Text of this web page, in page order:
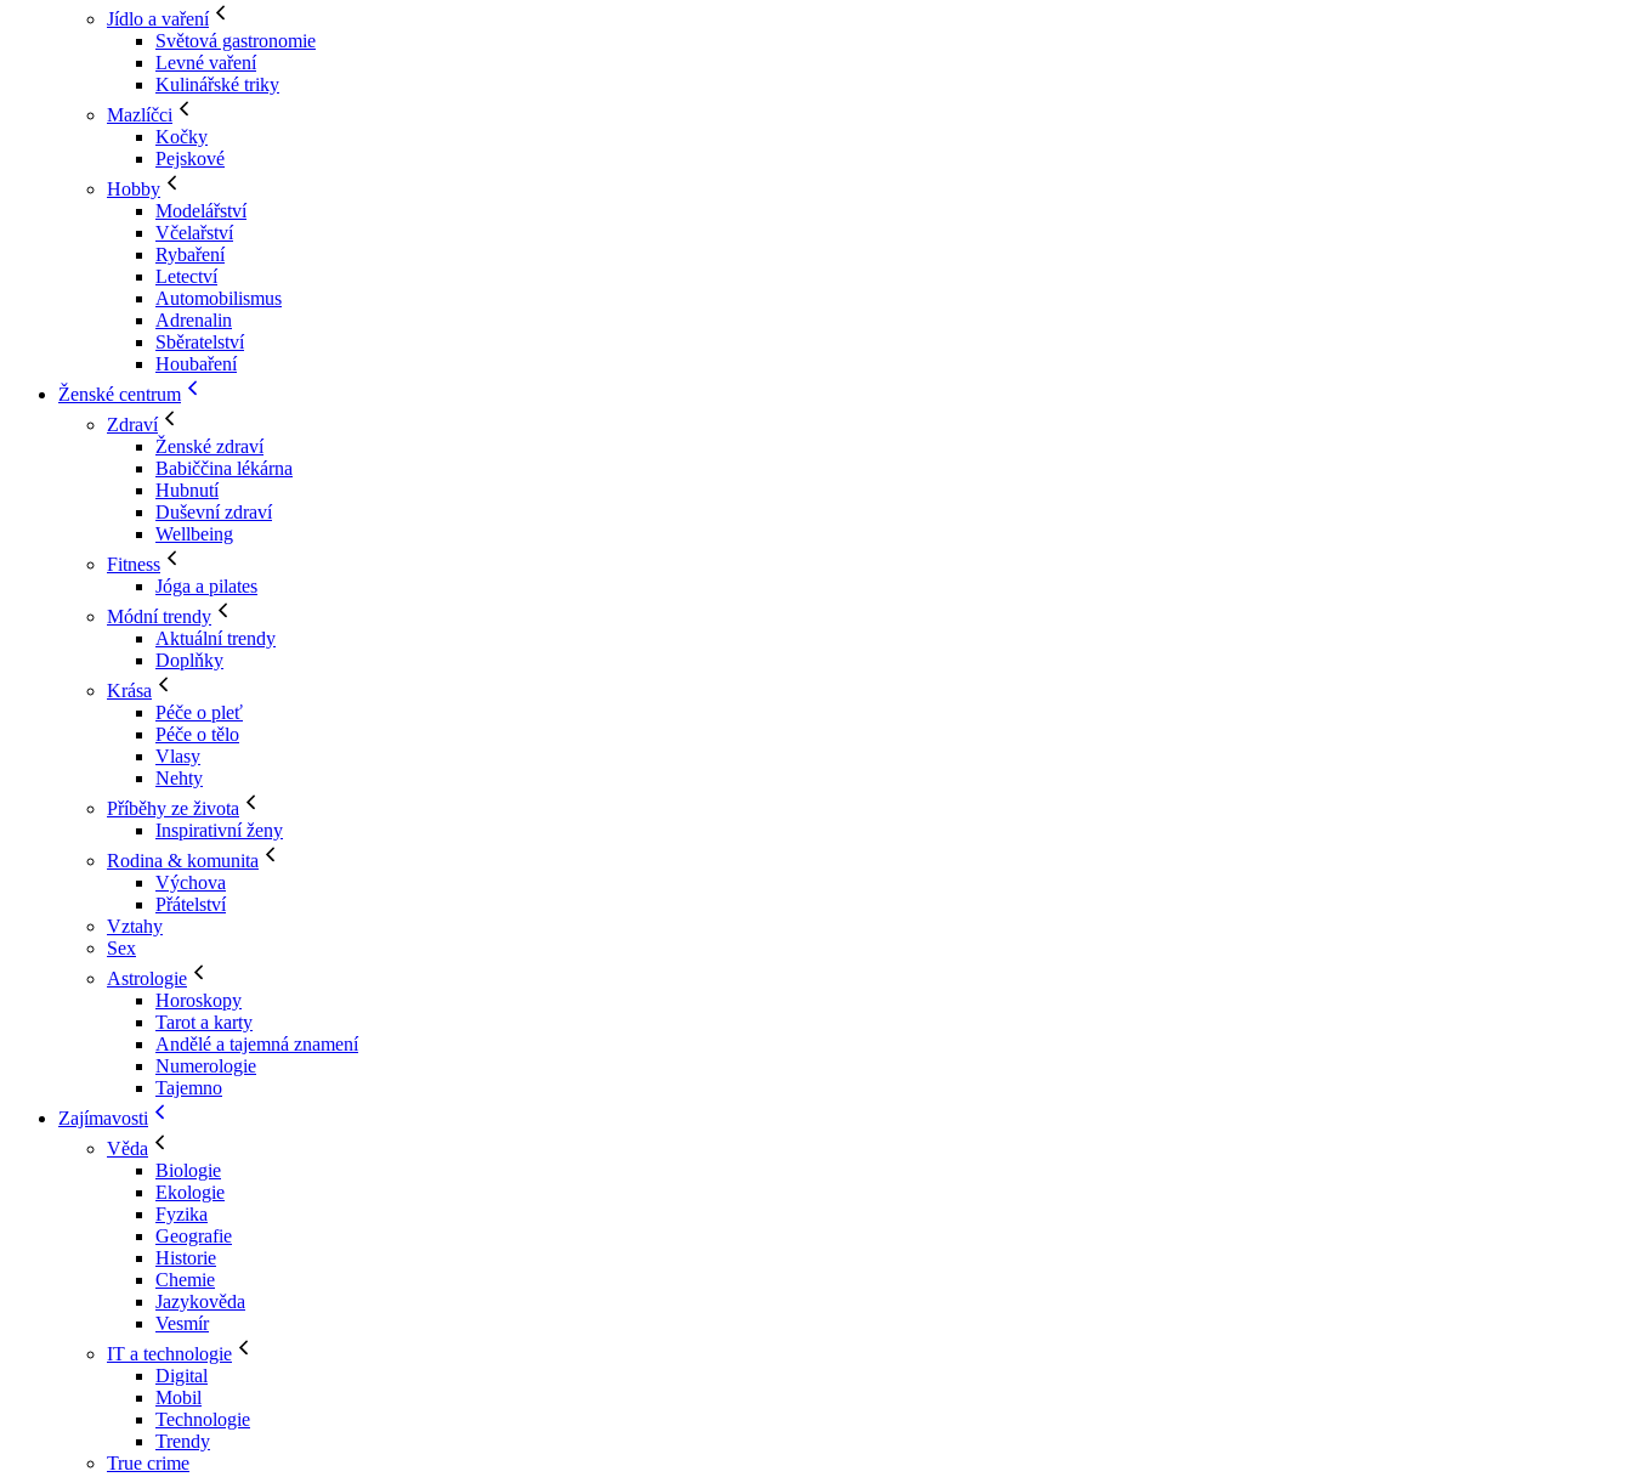
Jídlo a vaření
Světová gastronomie
Levné vaření
Kulinářské triky
Mazlíčci
Kočky
Pejskové
Hobby
Modelářství
Včelařství
Rybaření
Letectví
Automobilismus
Adrenalin
Sběratelství
Houbaření
Ženské centrum
Zdraví
Ženské zdraví
Babiččina lékárna
Hubnutí
Duševní zdraví
Wellbeing
Fitness
Jóga a pilates
Módní trendy
Aktuální trendy
Doplňky
Krása
Péče o pleť
Péče o tělo
Vlasy
Nehty
Příběhy ze života
Inspirativní ženy
Rodina & komunita
Výchova
Přátelství
Vztahy
Sex
Astrologie
Horoskopy
Tarot a karty
Andělé a tajemná znamení
Numerologie
Tajemno
Zajímavosti
Věda
Biologie
Ekologie
Fyzika
Geografie
Historie
Chemie
Jazykověda
Vesmír
IT a technologie
Digital
Mobil
Technologie
Trendy
True crime